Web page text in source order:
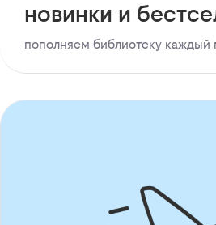
новинки и
пополняем библиотеку каждый